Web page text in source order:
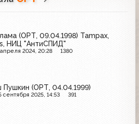
(ОРТ, 09.04.1998) Tampax,
НИЦ "АнтиСПИД"
2024, 20:28 1380
Пушкин (ОРТ, 04.04.1999)
сентября 2025, 14:53 391